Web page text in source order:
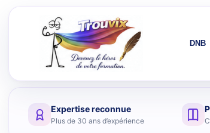
DNB
Expertise reconnue
Plus de 30 ans d’expérience
Aller au contenu